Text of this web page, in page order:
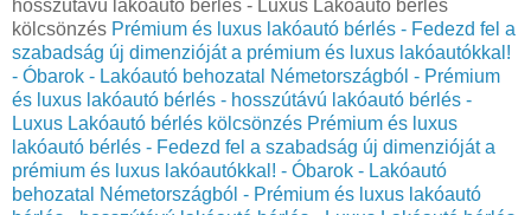
hosszútávú lakóautó bérlés - Luxus Lakóautó bérlés
kölcsönzés Prémium és luxus lakóautó bérlés - Fedezd fel a
szabadság új dimenzióját a prémium és luxus lakóautókkal!
- Óbarok - Lakóautó behozatal Németországból - Prémium
és luxus lakóautó bérlés - hosszútávú lakóautó bérlés -
Luxus Lakóautó bérlés kölcsönzés Prémium és luxus
lakóautó bérlés - Fedezd fel a szabadság új dimenzióját a
prémium és luxus lakóautókkal! - Óbarok - Lakóautó
behozatal Németországból - Prémium és luxus lakóautó